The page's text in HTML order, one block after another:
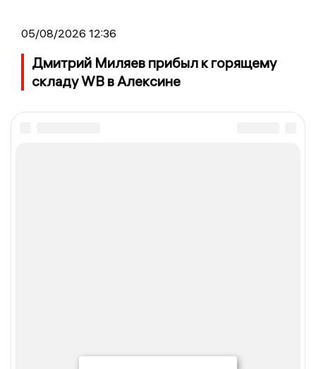
05/08/2026 12:36
Дмитрий Миляев прибыл к горящему
складу WB в Алексине